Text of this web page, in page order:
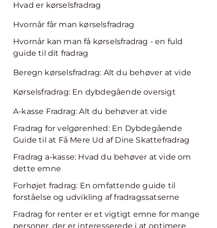
Hvad er kørselsfradrag
Hvornår får man kørselsfradrag
Hvornår kan man få kørselsfradrag - en fuld
guide til dit fradrag
Beregn kørselsfradrag: Alt du behøver at vide
Kørselsfradrag: En dybdegående oversigt
A-kasse Fradrag: Alt du behøver at vide
Fradrag for velgørenhed: En Dybdegående
Guide til at Få Mere Ud af Dine Skattefradrag
Fradrag a-kasse: Hvad du behøver at vide om
dette emne
Forhøjet fradrag: En omfattende guide til
forståelse og udvikling af fradragssatserne
Fradrag for renter er et vigtigt emne for mange
personer, der er interesserede i at optimere